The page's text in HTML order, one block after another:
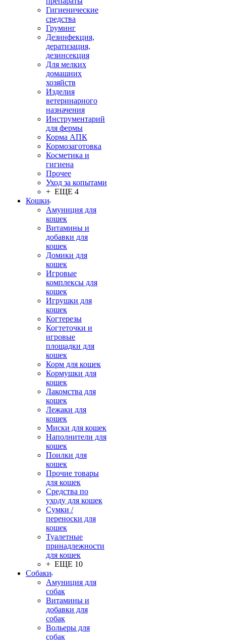
Гигиенические
средства
Груминг
Дезинфекция,
дератизация,
дезинсекция
Для мелких
домашних
хозяйств
Изделия
ветеринарного
назначения
Инструментарий
для фермы
Корма АПК
Кормозаготовка
Косметика и
гигиена
Прочее
Уход за копытами
+ ЕЩЕ 4
Кошки
Амуниция для
кошек
Витамины и
добавки для
кошек
Домики для
кошек
Игровые
комплексы для
кошек
Игрушки для
кошек
Когтерезы
Когтеточки и
игровые
площадки для
кошек
Корм для кошек
Кормушки для
кошек
Лакомства для
кошек
Лежаки для
кошек
Миски для кошек
Наполнители для
кошек
Поилки для
кошек
Прочие товары
для кошек
Средства по
уходу для кошек
Сумки /
переноски для
кошек
Туалетные
принадлежности
для кошек
+ ЕЩЕ 10
Собаки
Амуниция для
собак
Витамины и
добавки для
собак
Вольеры для
собак